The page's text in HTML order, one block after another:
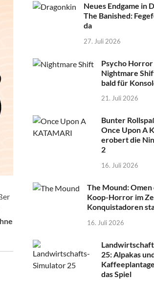
Neues Endgame in
The Banished:
da
27. Juli 2026
Psycho
Nightmare
bald für
21. Juli 2026
Bunter
Once Upon A
erobert die
2
16. Juli 2026
The Mound:
Koop-Horror im
Konquistadoren
16. Juli 2026
25: Alpakas
das Spiel